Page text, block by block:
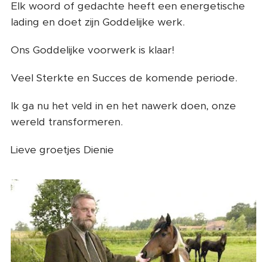
Elk woord of gedachte heeft een energetische
lading en doet zijn Goddelijke werk.
Ons Goddelijke voorwerk is klaar!
Veel Sterkte en Succes de komende periode.
Ik ga nu het veld in en het nawerk doen, onze
wereld transformeren.
Lieve groetjes Dienie